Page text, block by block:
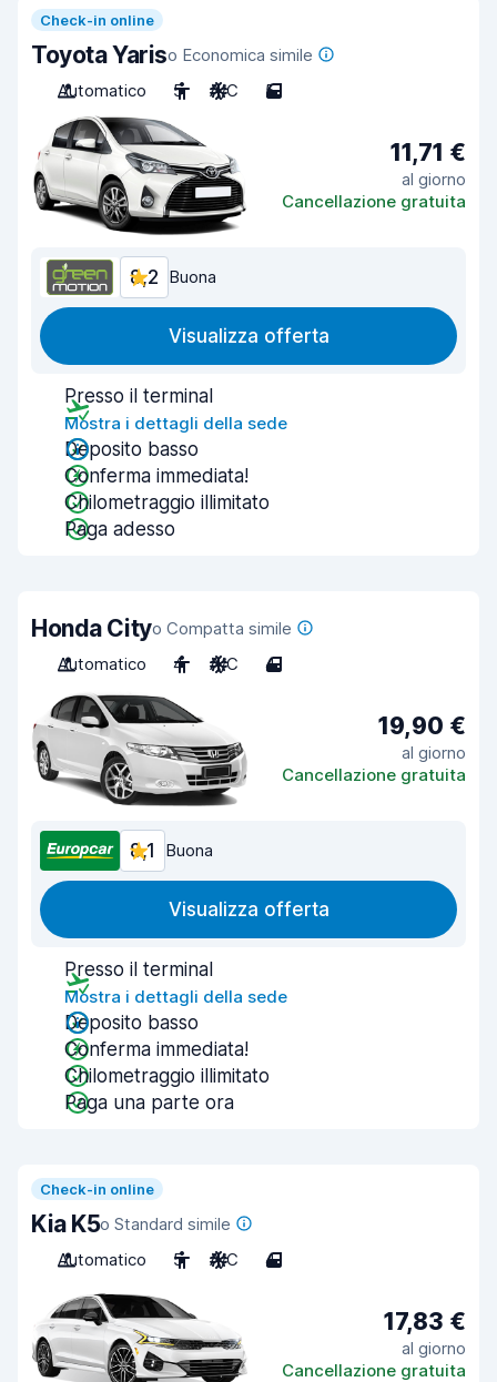
Check-in online
Toyota Yariso Economica simile
Automatico
5 A/C 5
11,71 €
al giorno
Cancellazione gratuita
8,2 Buona
Visualizza offerta
Presso il terminal
Mostra i dettagli della sede
Deposito basso
Conferma immediata!
Chilometraggio illimitato
Paga adesso
Honda Cityo Compatta simile
Automatico
4 A/C 4
19,90 €
al giorno
Cancellazione gratuita
8,1 Buona
Visualizza offerta
Presso il terminal
Mostra i dettagli della sede
Deposito basso
Conferma immediata!
Chilometraggio illimitato
Paga una parte ora
Check-in online
Kia K5o Standard simile
Automatico
5 A/C 4
17,83 €
al giorno
Cancellazione gratuita